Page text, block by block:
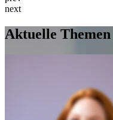
next
Aktuelle